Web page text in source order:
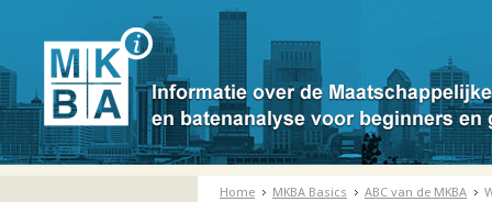
Home MKBA Basics ABC van de MKBA